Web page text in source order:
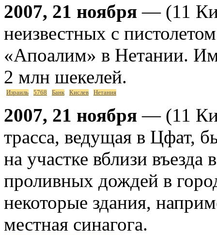
2007, 21 ноября — (11
неизвестных с
«Апоалим» в Нетании.
2 млн шекелей.
Израиль 5768 Банк Кислев Нетания
2007, 21 ноября — (11
трасса, ведущая в Цфат,
на участке вблизи въезда
проливных дождей в
некоторые здания,
местная синагога.